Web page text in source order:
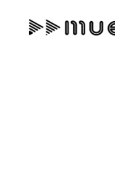
"読者の声を